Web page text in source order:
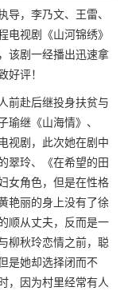
导，李乃文、王雷、
电视剧《山河锦绣》
该剧一经播出迅速拿
好评！
前赴后继投身扶贫与
瑜继《山海情》、
视剧，此次她在剧中
翠玲、《在希望的田
女角色，但是在性格
艳丽的身上没有了徐
顺从丈夫，反而是一
柳秋玲恋情之前，聪
是她却选择闭而不
，因为村里经常有人